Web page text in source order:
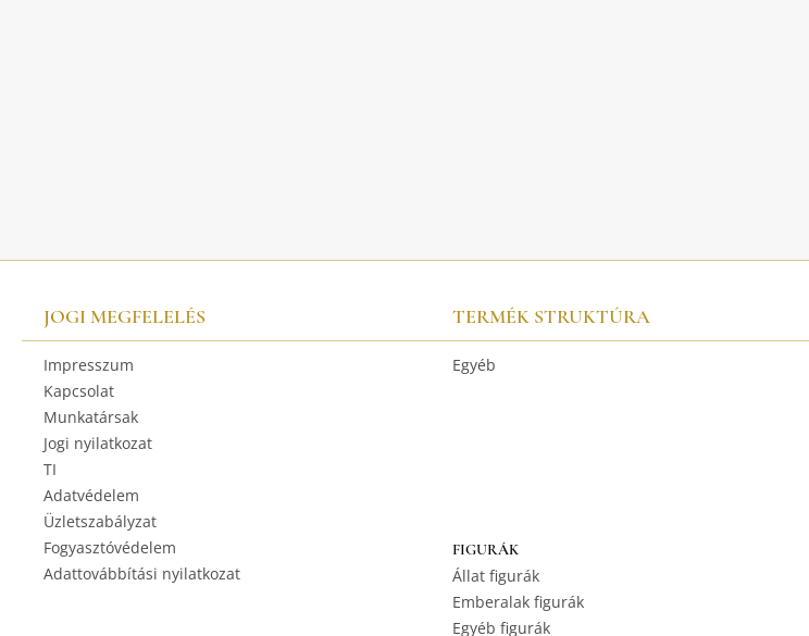
JOGI MEGFELELÉS
Impresszum
Kapcsolat
Munkatársak
Jogi nyilatkozat
TI
Adatvédelem
Üzletszabályzat
Fogyasztóvédelem
Adattovábbítási nyilatkozat
TERMÉK STRUKTÚRA
Egyéb
FIGURÁK
Állat figurák
Emberalak figurák
Egyéb figurák